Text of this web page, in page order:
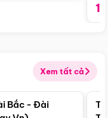
Xem tất cả
Điểm nổi bật
Bắc - Đài